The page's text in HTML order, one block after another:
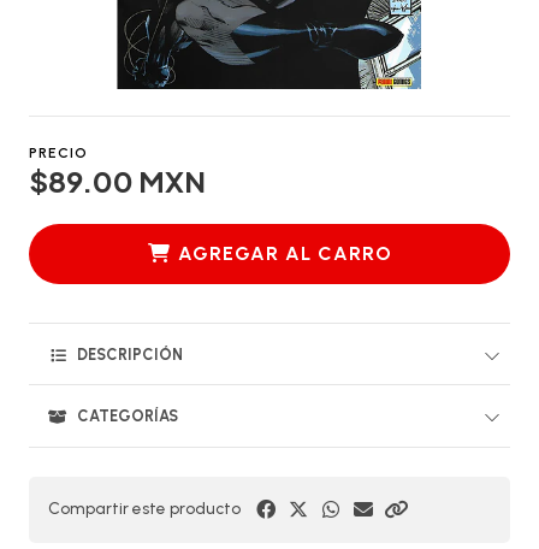
PRECIO
$89.00 MXN
AGREGAR AL CARRO
DESCRIPCIÓN
CATEGORÍAS
Compartir este producto